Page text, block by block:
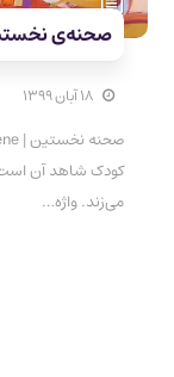
صحنه‌ی
۱۸ آبان ۱۳۹۹
کودک شاهد آن
می‌زند. واژه…